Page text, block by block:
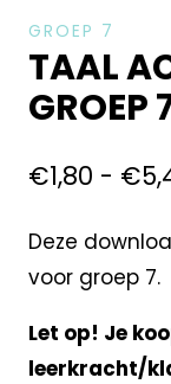
GROEP 7
TAAL
GROEP
€1,80 - €
Deze
voor groep 7.
Let op! Je
leerkracht/